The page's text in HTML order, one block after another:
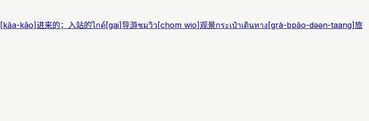
[kǎa-kâo]进来的；入站的ไกด์[gai]导游ชมวิว[chom wio]观景กระเป๋าเดินทาง[grà-bpǎo-dəən-taang]旅